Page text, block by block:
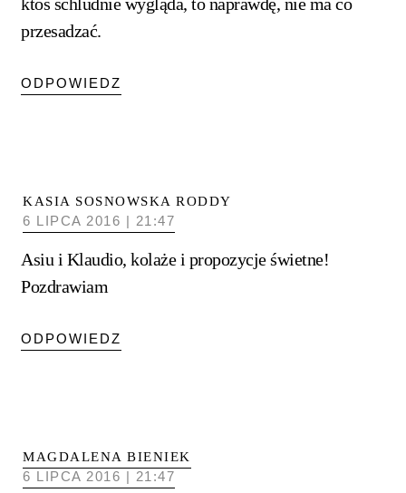
przesadzać.
ODPOWIEDZ
KASIA SOSNOWSKA RODDY
6 LIPCA 2016 | 21:47
Asiu i Klaudio, kolaże i propozycje świetne!
Pozdrawiam
ODPOWIEDZ
MAGDALENA BIENIEK
6 LIPCA 2016 | 21:47